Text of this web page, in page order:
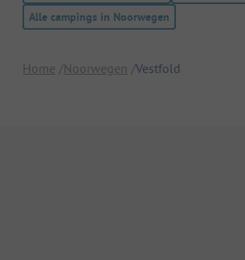
Alle campings in Noorwegen
Home Noorwegen Vestfold